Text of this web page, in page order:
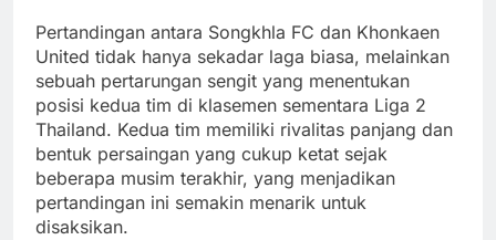
Pertandingan antara Songkhla FC dan Khonkaen
United tidak hanya sekadar laga biasa, melainkan
sebuah pertarungan sengit yang menentukan
posisi kedua tim di klasemen sementara Liga 2
Thailand. Kedua tim memiliki rivalitas panjang dan
bentuk persaingan yang cukup ketat sejak
beberapa musim terakhir, yang menjadikan
pertandingan ini semakin menarik untuk
disaksikan.